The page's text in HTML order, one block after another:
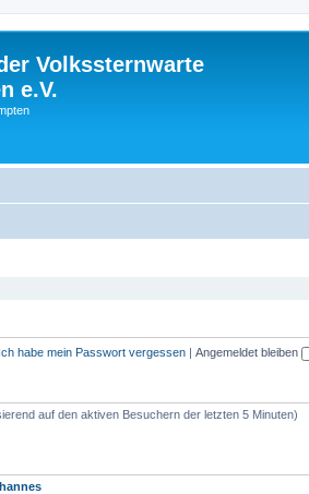
Volkssternwarte
e.V.
Ich habe mein Passwort vergessen Angemeldet bleiben
auf den aktiven Besuchern der letzten 5 Minuten)